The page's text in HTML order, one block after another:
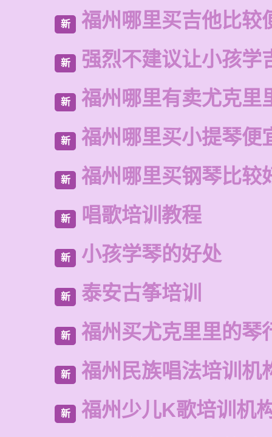
新 福州哪里买吉他比较
新 强烈不建议让小孩学
新 福州哪里有卖尤克里
新 福州哪里买小提琴便
新 福州哪里买钢琴比较
新 唱歌培训教程
新 小孩学琴的好处
新 泰安古筝培训
新 福州买尤克里里的琴
新 福州民族唱法培训机
新 福州少儿K歌培训机